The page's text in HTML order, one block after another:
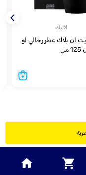
لاليك
ان بلاك عطر رجالي او